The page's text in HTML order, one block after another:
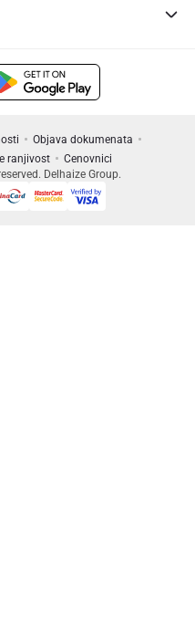
Objava dokumenata
ranjivost
Cenovnici
Delhaize Group.